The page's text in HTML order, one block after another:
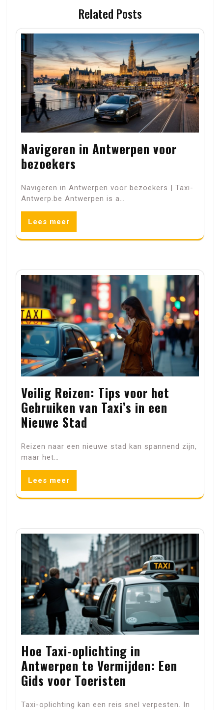
Related Posts
Navigeren in Antwerpen voor
bezoekers
Navigeren in Antwerpen voor bezoekers | Taxi-
Antwerp.be Antwerpen is a…
Lees meer
Veilig Reizen: Tips voor het
Gebruiken van Taxi’s in een
Nieuwe Stad
Reizen naar een nieuwe stad kan spannend zijn,
maar het…
Lees meer
Hoe Taxi-oplichting in
Antwerpen te Vermijden: Een
Gids voor Toeristen
Taxi-oplichting kan een reis snel verpesten. In